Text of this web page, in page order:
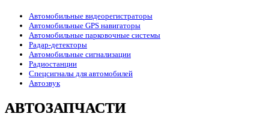
Автомобильные видеорегистраторы
Автомобильные GPS навигаторы
Автомобильные парковочные системы
Радар-детекторы
Автомобильные сигнализации
Радиостанции
Спецсигналы для автомобилей
Автозвук
АВТОЗАПЧАСТИ